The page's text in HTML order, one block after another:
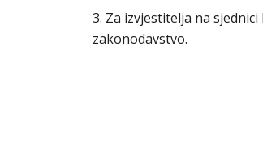
3. Za izvjestitelja na
zakonodavstvo.